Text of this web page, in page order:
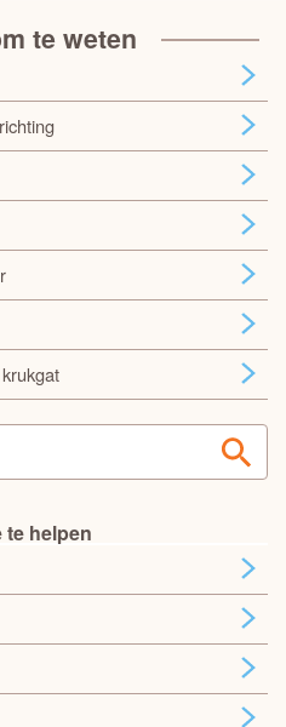
te weten
te helpen